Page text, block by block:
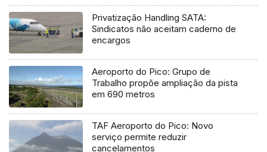
Privatização Handling SATA:
Sindicatos não aceitam caderno de
encargos
Aeroporto do Pico: Grupo de
Trabalho propõe ampliação da pista
em 690 metros
TAF Aeroporto do Pico: Novo
serviço permite reduzir
cancelamentos